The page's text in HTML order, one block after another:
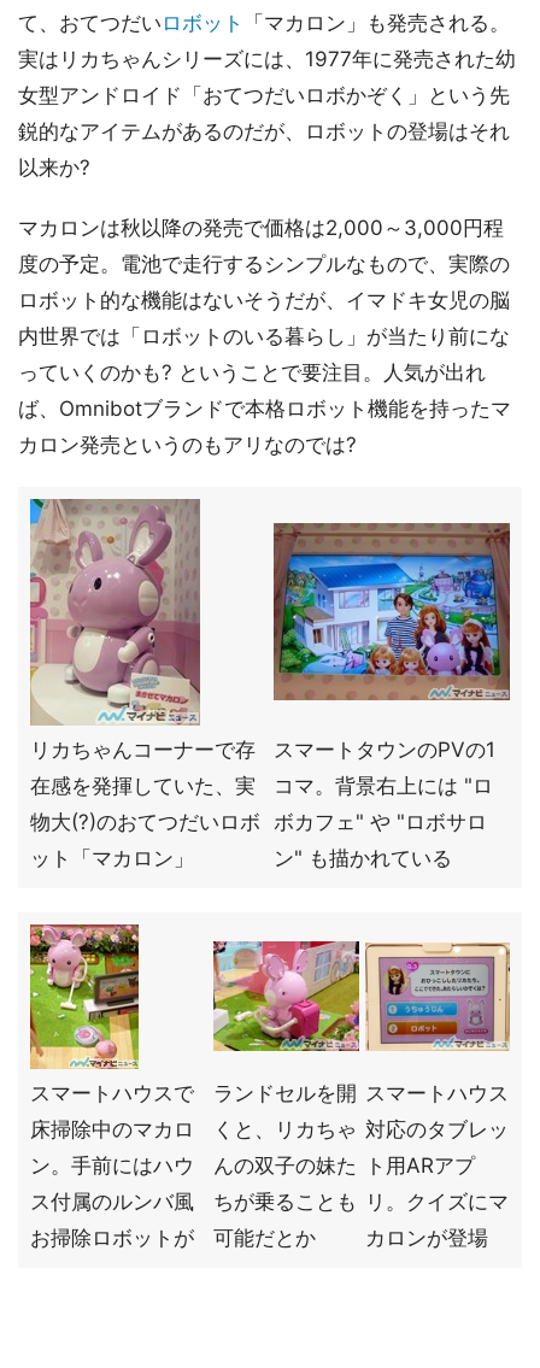
て、おてつだい ロボット
「マカロン」も発売される。
実はリカちゃんシリーズには、1977年に発売された幼
女型アンドロイド「おてつだいロボかぞく」という先
鋭的なアイテムがあるのだが、ロボットの登場はそれ
以来か?
マカロンは秋以降の発売で価格は2,000～3,000円程
度の予定。電池で走行するシンプルなもので、実際の
ロボット的な機能はないそうだが、イマドキ女児の脳
内世界では「ロボットのいる暮らし」が当たり前にな
っていくのかも? ということで要注目。人気が出れ
ば、Omnibotブランドで本格ロボット機能を持ったマ
カロン発売というのもアリなのでは?
リカちゃんコーナーで存
在感を発揮していた、実
物大(?)のおてつだいロボ
ット「マカロン」
スマートタウンのPVの1
コマ。背景右上には "ロ
ボカフェ" や "ロボサロ
ン" も描かれている
スマートハウスで
床掃除中のマカロ
ン。手前にはハウ
ス付属のルンバ風
お掃除ロボットが
ランドセルを開
くと、リカちゃ
んの双子の妹た
ちが乗ることも
可能だとか
スマートハウス
対応のタブレッ
ト用ARアプ
リ。クイズにマ
カロンが登場